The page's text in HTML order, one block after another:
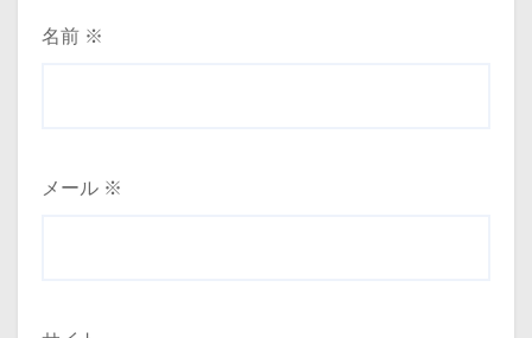
名前 ※
メール ※